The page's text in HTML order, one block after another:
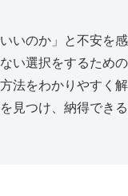
いのか」と不安を感
い選択をするための
法をわかりやすく解
見つけ、納得できる